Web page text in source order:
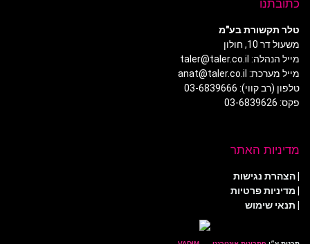
כתובתנו
טלר תקשורת בע"מ
משעול דר 10, חולון
מייל הנהלה: taler@taler.co.il
מייל מערכת: anat@taler.co.il
טלפון (רב קווי): 03-6839666
פקס: 03-6839626
מדיניות האתר
|הצהרת נגישות
| מדיניות פרטיות
| תנאי שימוש